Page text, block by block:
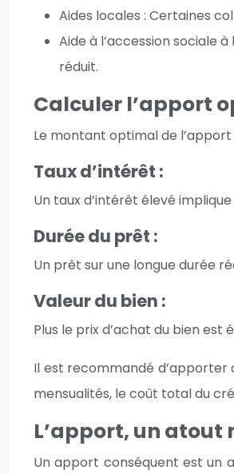
Aides locales : Certaines
Aide à l’accession sociale
réduit.
Calculer l’apport
Le montant optimal de
Taux d’intérêt :
Un taux d’intérêt élevé
Durée du prêt :
Un prêt sur une longue durée
Valeur du bien :
Plus le prix d’achat du bien est
Il est recommandé d’apporter
mensualités, le coût total du
L’apport, un
Un apport conséquent est un